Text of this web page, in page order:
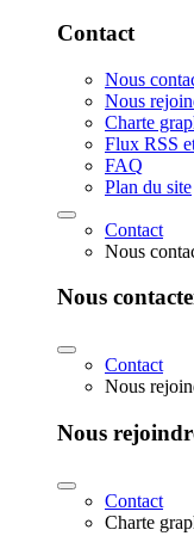
Contact
Nous
Nous
Charte
Flux RSS
FAQ
Plan du site
Contact
Nous
Nous
Contact
Nous
Nous
Contact
Charte